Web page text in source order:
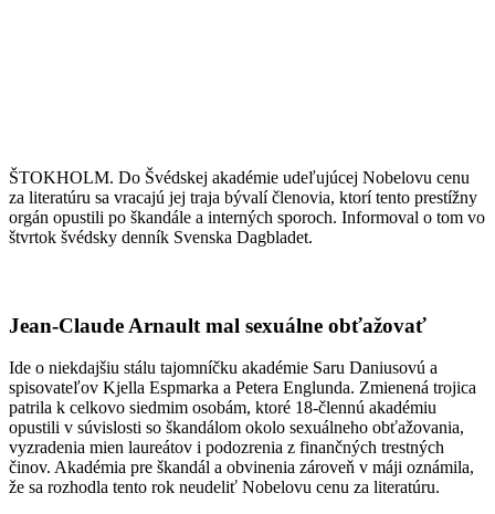
ŠTOKHOLM. Do Švédskej akadémie udeľujúcej Nobelovu cenu
za literatúru sa vracajú jej traja bývalí členovia, ktorí tento prestížny
orgán opustili po škandále a interných sporoch. Informoval o tom vo
štvrtok švédsky denník Svenska Dagbladet.
Jean-Claude Arnault mal sexuálne obťažovať
Ide o niekdajšiu stálu tajomníčku akadémie Saru Daniusovú a
spisovateľov Kjella Espmarka a Petera Englunda. Zmienená trojica
patrila k celkovo siedmim osobám, ktoré 18-člennú akadémiu
opustili v súvislosti so škandálom okolo sexuálneho obťažovania,
vyzradenia mien laureátov i podozrenia z finančných trestných
činov. Akadémia pre škandál a obvinenia zároveň v máji oznámila,
že sa rozhodla tento rok neudeliť Nobelovu cenu za literatúru.